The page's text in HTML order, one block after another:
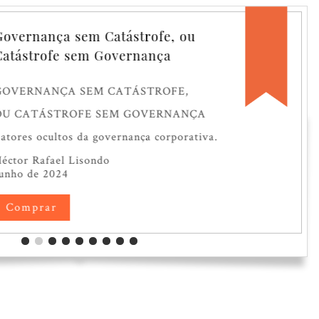
sem Catástrofe, ou
sem Governança
SEM CATÁSTROFE,
CATÁSTROFE SEM GOVERNANÇA
ocultos da governança corporativa.
Rafael Lisondo
de 2024
Comprar